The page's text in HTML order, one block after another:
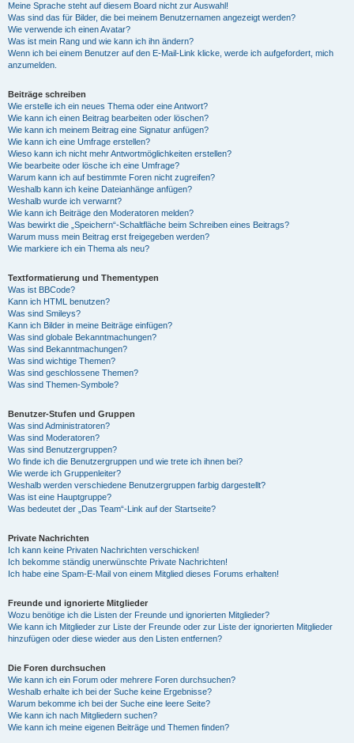
Meine Sprache steht auf diesem Board nicht zur Auswahl!
Was sind das für Bilder, die bei meinem Benutzernamen angezeigt werden?
Wie verwende ich einen Avatar?
Was ist mein Rang und wie kann ich ihn ändern?
Wenn ich bei einem Benutzer auf den E-Mail-Link klicke, werde ich aufgefordert, mich
anzumelden.
Beiträge schreiben
Wie erstelle ich ein neues Thema oder eine Antwort?
Wie kann ich einen Beitrag bearbeiten oder löschen?
Wie kann ich meinem Beitrag eine Signatur anfügen?
Wie kann ich eine Umfrage erstellen?
Wieso kann ich nicht mehr Antwortmöglichkeiten erstellen?
Wie bearbeite oder lösche ich eine Umfrage?
Warum kann ich auf bestimmte Foren nicht zugreifen?
Weshalb kann ich keine Dateianhänge anfügen?
Weshalb wurde ich verwarnt?
Wie kann ich Beiträge den Moderatoren melden?
Was bewirkt die „Speichern“-Schaltfläche beim Schreiben eines Beitrags?
Warum muss mein Beitrag erst freigegeben werden?
Wie markiere ich ein Thema als neu?
Textformatierung und Thementypen
Was ist BBCode?
Kann ich HTML benutzen?
Was sind Smileys?
Kann ich Bilder in meine Beiträge einfügen?
Was sind globale Bekanntmachungen?
Was sind Bekanntmachungen?
Was sind wichtige Themen?
Was sind geschlossene Themen?
Was sind Themen-Symbole?
Benutzer-Stufen und Gruppen
Was sind Administratoren?
Was sind Moderatoren?
Was sind Benutzergruppen?
Wo finde ich die Benutzergruppen und wie trete ich ihnen bei?
Wie werde ich Gruppenleiter?
Weshalb werden verschiedene Benutzergruppen farbig dargestellt?
Was ist eine Hauptgruppe?
Was bedeutet der „Das Team“-Link auf der Startseite?
Private Nachrichten
Ich kann keine Privaten Nachrichten verschicken!
Ich bekomme ständig unerwünschte Private Nachrichten!
Ich habe eine Spam-E-Mail von einem Mitglied dieses Forums erhalten!
Freunde und ignorierte Mitglieder
Wozu benötige ich die Listen der Freunde und ignorierten Mitglieder?
Wie kann ich Mitglieder zur Liste der Freunde oder zur Liste der ignorierten Mitglieder
hinzufügen oder diese wieder aus den Listen entfernen?
Die Foren durchsuchen
Wie kann ich ein Forum oder mehrere Foren durchsuchen?
Weshalb erhalte ich bei der Suche keine Ergebnisse?
Warum bekomme ich bei der Suche eine leere Seite?
Wie kann ich nach Mitgliedern suchen?
Wie kann ich meine eigenen Beiträge und Themen finden?